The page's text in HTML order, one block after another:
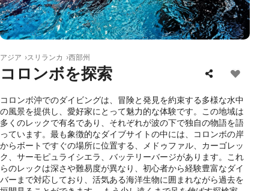
アジア スリランカ 西部州
コロンボを探索
コロンボ沖でのダイビングは、冒険と発見を約束する多様な水中
の風景を提供し、愛好家にとって魅力的な体験です。この地域は
多くのレックで有名であり、それぞれが波の下で独自の物語を語
っています。最も象徴的なダイブサイトの中には、コロンボの岸
からボートですぐの場所に位置する、メドゥファル、カーゴレッ
ク、サーモピュライシエラ、バッテリーバージがあります。これ
らのレックは深さや難易度が異なり、初心者から経験豊富なダイ
バーまで対応しており、活気ある海洋生物に囲まれながら過去を